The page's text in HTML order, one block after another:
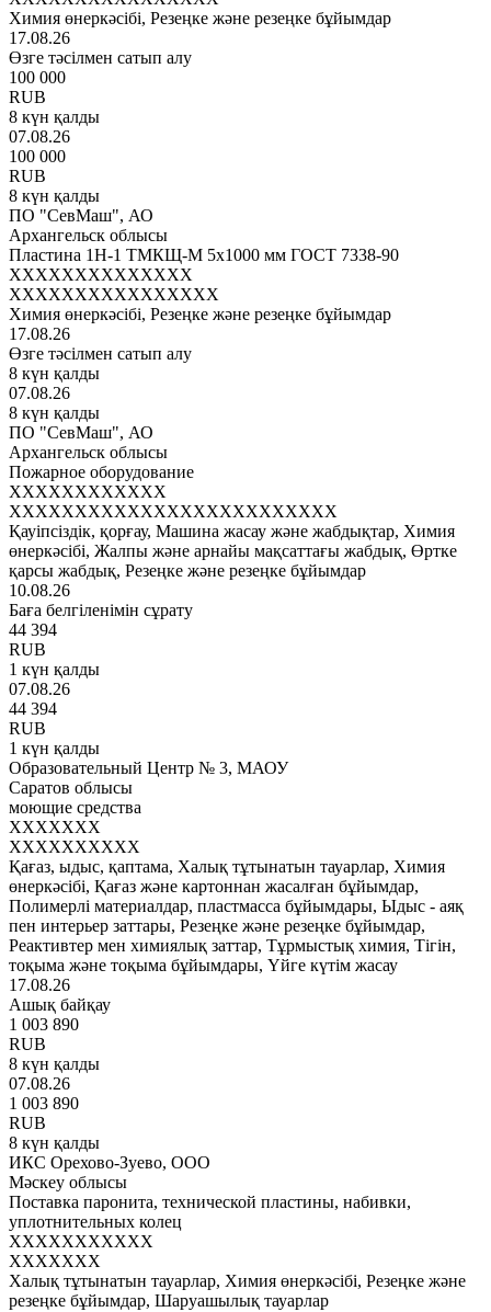
Химия өнеркәсібі, Резеңке және резеңке бұйымдар
17.08.26
Өзге тәсілмен сатып алу
100 000
RUB
8 күн қалды
07.08.26
100 000
RUB
8 күн қалды
ПО "СевМаш", АО
Архангельск облысы
Пластина 1Н-1 ТМКЩ-М 5х1000 мм ГОСТ 7338-90
XXXXXXXXXXXXXX
XXXXXXXXXXXXXXXX
Химия өнеркәсібі, Резеңке және резеңке бұйымдар
17.08.26
Өзге тәсілмен сатып алу
8 күн қалды
07.08.26
8 күн қалды
ПО "СевМаш", АО
Архангельск облысы
Пожарное оборудование
XXXXXXXXXXXX
XXXXXXXXXXXXXXXXXXXXXXXXX
Қауіпсіздік, қорғау, Машина жасау және жабдықтар, Химия
өнеркәсібі, Жалпы және арнайы мақсаттағы жабдық, Өртке
қарсы жабдық, Резеңке және резеңке бұйымдар
10.08.26
Баға белгіленімін сұрату
44 394
RUB
1 күн қалды
07.08.26
44 394
RUB
1 күн қалды
Образовательный Центр № 3, МАОУ
Саратов облысы
моющие средства
XXXXXXX
XXXXXXXXXX
Қағаз, ыдыс, қаптама, Халық тұтынатын тауарлар, Химия
өнеркәсібі, Қағаз және картоннан жасалған бұйымдар,
Полимерлі материалдар, пластмасса бұйымдары, Ыдыс - аяқ
пен интерьер заттары, Резеңке және резеңке бұйымдар,
Реактивтер мен химиялық заттар, Тұрмыстық химия, Тігін,
тоқыма және тоқыма бұйымдары, Үйге күтім жасау
17.08.26
Ашық байқау
1 003 890
RUB
8 күн қалды
07.08.26
1 003 890
RUB
8 күн қалды
ИКС Орехово-Зуево, ООО
Мәскеу облысы
Поставка паронита, технической пластины, набивки,
уплотнительных колец
XXXXXXXXXXX
XXXXXXX
Халық тұтынатын тауарлар, Химия өнеркәсібі, Резеңке және
резеңке бұйымдар, Шаруашылық тауарлар